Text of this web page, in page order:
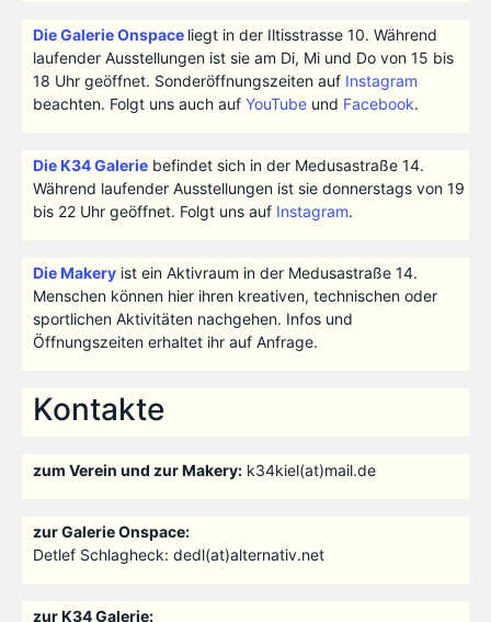
Die Galerie Onspace liegt in der Iltisstrasse 10. Während
laufender Ausstellungen ist sie am Di, Mi und Do von 15 bis
18 Uhr geöffnet. Sonderöffnungszeiten auf Instagram
beachten. Folgt uns auch auf YouTubeund Facebook.
Die K34 Galeriebefindet sich in der Medusastraße 14.
Während laufender Ausstellungen ist sie donnerstags von 19
bis 22 Uhr geöffnet. Folgt uns auf Instagram.
Die Makeryist ein Aktivraum in der Medusastraße 14.
Menschen können hier ihren kreativen, technischen oder
sportlichen Aktivitäten nachgehen. Infos und
Öffnungszeiten erhaltet ihr auf Anfrage.
Kontakte
zum Verein und zur Makery:k34kiel(at)mail.de
zur Galerie Onspace:
Detlef Schlagheck: dedl(at)alternativ.net
zur K34 Galerie: